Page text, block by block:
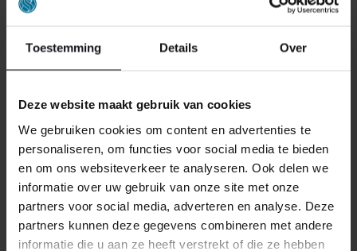
Toestemming Details Over
Deze website maakt gebruik van cookies
We gebruiken cookies om content en advertenties te
personaliseren, om functies voor social media te bieden
en om ons websiteverkeer te analyseren. Ook delen we
informatie over uw gebruik van onze site met onze
partners voor social media, adverteren en analyse. Deze
partners kunnen deze gegevens combineren met andere
informatie die u aan ze heeft verstrekt of die ze hebben
GERELATEERDE PRODUCTEN